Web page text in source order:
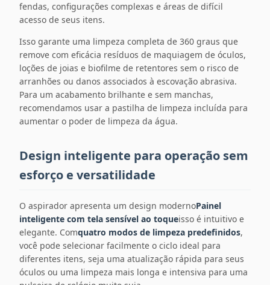
fendas, configurações complexas e áreas de difícil
acesso de seus itens.
Isso garante uma limpeza completa de 360 ​​graus que
remove com eficácia resíduos de maquiagem de óculos,
loções de joias e biofilme de retentores sem o risco de
arranhões ou danos associados à escovação abrasiva.
Para um acabamento brilhante e sem manchas,
recomendamos usar a pastilha de limpeza incluída para
aumentar o poder de limpeza da água.
Design inteligente para operação sem
esforço e versatilidade
O aspirador apresenta um design modernoPainel
inteligente com tela sensível ao toqueisso é intuitivo e
elegante. Comquatro modos de limpeza predefinidos,
você pode selecionar facilmente o ciclo ideal para
diferentes itens, seja uma atualização rápida para seus
óculos ou uma limpeza mais longa e intensiva para uma